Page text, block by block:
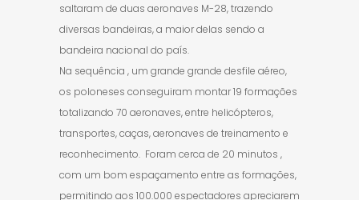
saltaram de duas aeronaves M-28, trazendo
diversas bandeiras, a maior delas sendo a
bandeira nacional do país.
Na sequência , um grande grande desfile aéreo,
os poloneses conseguiram montar 19 formações
totalizando 70 aeronaves, entre helicópteros,
transportes, caças, aeronaves de treinamento e
reconhecimento. Foram cerca de 20 minutos ,
com um bom espaçamento entre as formações,
permitindo aos 100.000 espectadores apreciarem